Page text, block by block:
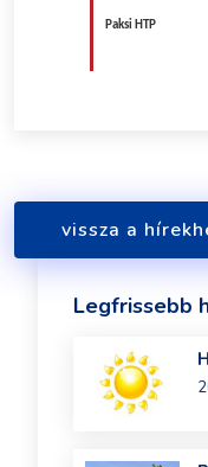
Paksi HTP
vissza a
Legfrissebb